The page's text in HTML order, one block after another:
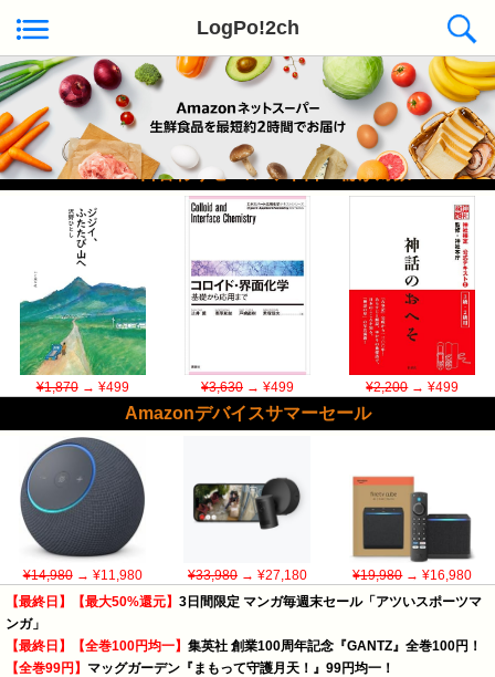
LogPo!2ch
Kindle日替わりセール ◆本日50冊が対象
¥1,870→ ¥499 ¥3,630→ ¥499 ¥2,200→ ¥499
Amazonデバイスサマーセール
¥14,980→ ¥11,980 ¥33,980→ ¥27,180 ¥19,980→ ¥16,980
【最終日】【最大50%還元】 3日間限定 マンガ毎週末セール「アツいスポーツマ
ンガ」
【最終日】【全巻100円均一】 集英社 創業100周年記念『GANTZ』全巻100円！
【全巻99円】 マッグガーデン『まもって守護月天！』99円均一！